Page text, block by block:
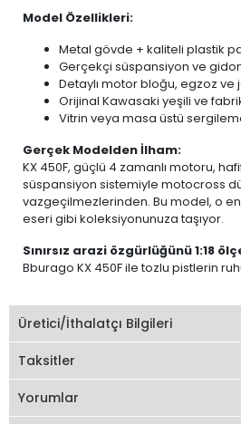
Model Özellikleri:
Metal gövde + kaliteli plastik
Gerçekçi süspansiyon ve
Detaylı motor bloğu, egzoz ve
Orijinal Kawasaki yeşili ve
Vitrin veya masa üstü
Gerçek Modelden İlham:
KX 450F, güçlü 4 zamanlı motoru,
süspansiyon sistemiyle motocross
vazgeçilmezlerinden. Bu model, o
eseri gibi koleksiyonunuza taşıyor.
Sınırsız arazi özgürlüğünü 1:18
Bburago KX 450F ile tozlu pistlerin
Üretici/İthalatçı Bilgileri
Taksitler
Yorumlar